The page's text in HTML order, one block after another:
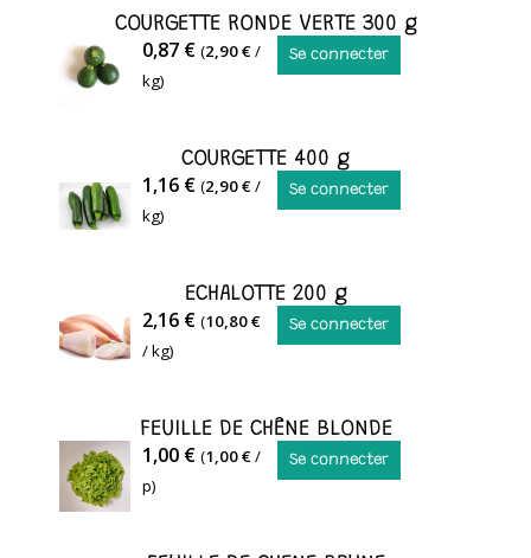
recettes
cuites
existent,
mélange
avec
QUENTIN
Isère
COURGETTE RONDE VERTE 300 g
COURGETTE
RONDE
0,87 € (2,90 €/
kg)
Se connecter
COURGETTE 400 g
COURGETTE1,16 € (2,90 €/
kg)
Se connecter
ECHALOTTE 200 g
ECHALOTTE2,16 € (10,80 €
/ kg)
Se connecter
FEUILLE DE CHÊNE BLONDE
1,00 € (1,00 €/
p)
Se connecter